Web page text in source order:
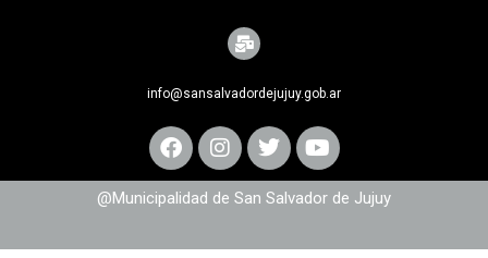
info@sansalvadordejujuy.gob.ar
@Municipalidad de San Salvador de Jujuy